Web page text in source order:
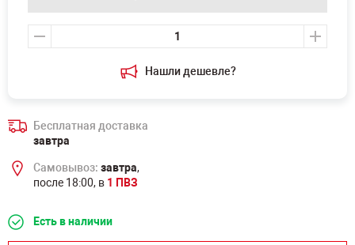
Нашли дешевле?
Бесплатная доставка
завтра
Самовывоз: завтра,
после 18:00, в 1 ПВЗ
Есть в наличии